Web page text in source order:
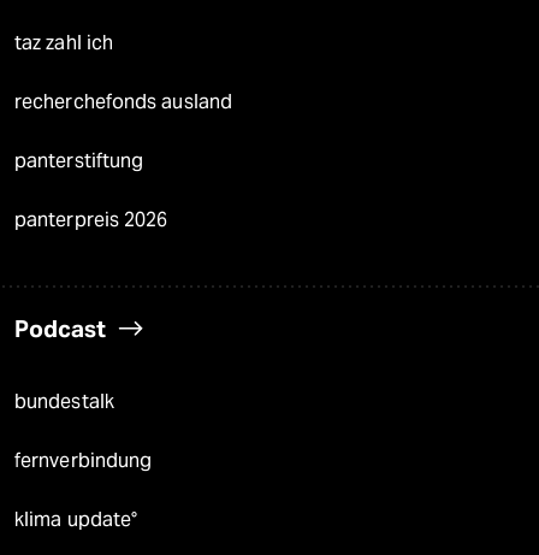
taz zahl ich
recherchefonds ausland
panterstiftung
panterpreis 2026
Podcast
bundestalk
fernverbindung
klima update°